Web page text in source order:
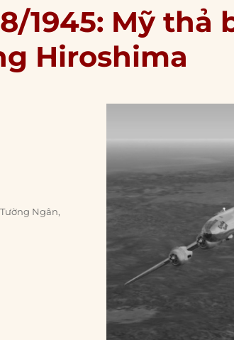
1945: Mỹ thả
Hiroshima
Ngân,